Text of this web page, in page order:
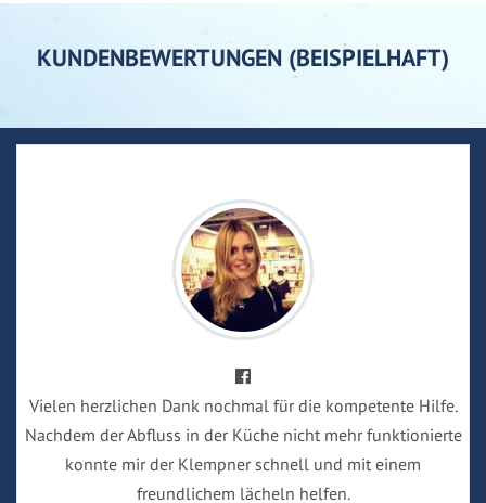
KUNDENBEWERTUNGEN (BEISPIELHAFT)
Vielen herzlichen Dank nochmal für die kompetente Hilfe.
Nachdem der Abfluss in der Küche nicht mehr funktionierte
konnte mir der Klempner schnell und mit einem
freundlichem lächeln helfen.